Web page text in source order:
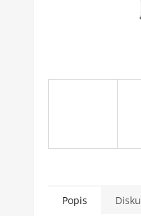
Popis